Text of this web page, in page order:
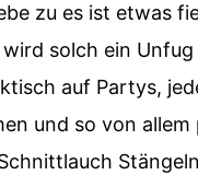
zu es ist etwas
solch ein
auf Partys,
und so von